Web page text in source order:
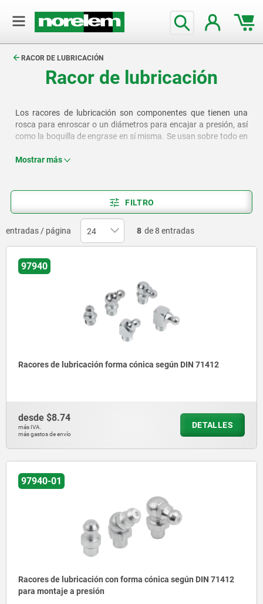
RACOR DE LUBRICACIÓN
Racor de lubricación
Los racores de lubricación son componentes que tienen una
rosca para enroscar o un diámetros para encajar a presión, así
como la boquilla de engrase en sí misma. Se usan sobre todo en
máquinas agrícolas y de construcción. Allí se encargan de la
Mostrar más
FILTRO
entradas / página 8 de 8 entradas
97940
Racores de lubricación forma cónica según DIN 71412
desde $8.74
más IVA.
más gastos de envío
DETALLES
97940-01
Racores de lubricación con forma cónica según DIN 71412
para montaje a presión